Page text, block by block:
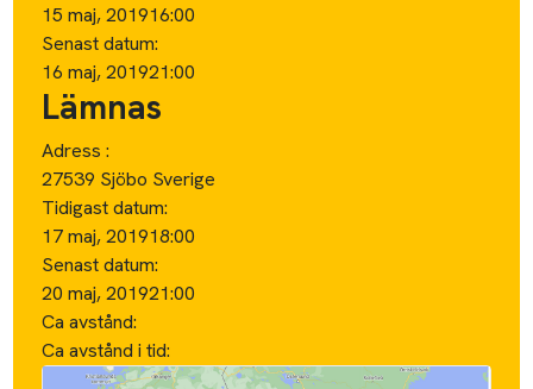
15 maj, 201916:00
Senast datum:
16 maj, 201921:00
Lämnas
Adress :
27539 Sjöbo Sverige
Tidigast datum:
17 maj, 201918:00
Senast datum:
20 maj, 201921:00
Ca avstånd:
Ca avstånd i tid: